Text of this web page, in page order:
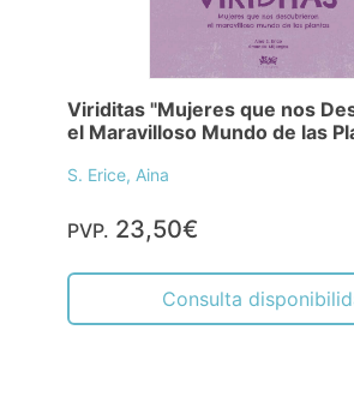
Viriditas "Mujeres que nos
el Maravilloso Mundo de las
S. Erice, Aina
PVP. 23,50€
Consulta